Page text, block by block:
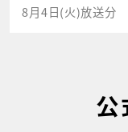
8月4日(火)放送分
公